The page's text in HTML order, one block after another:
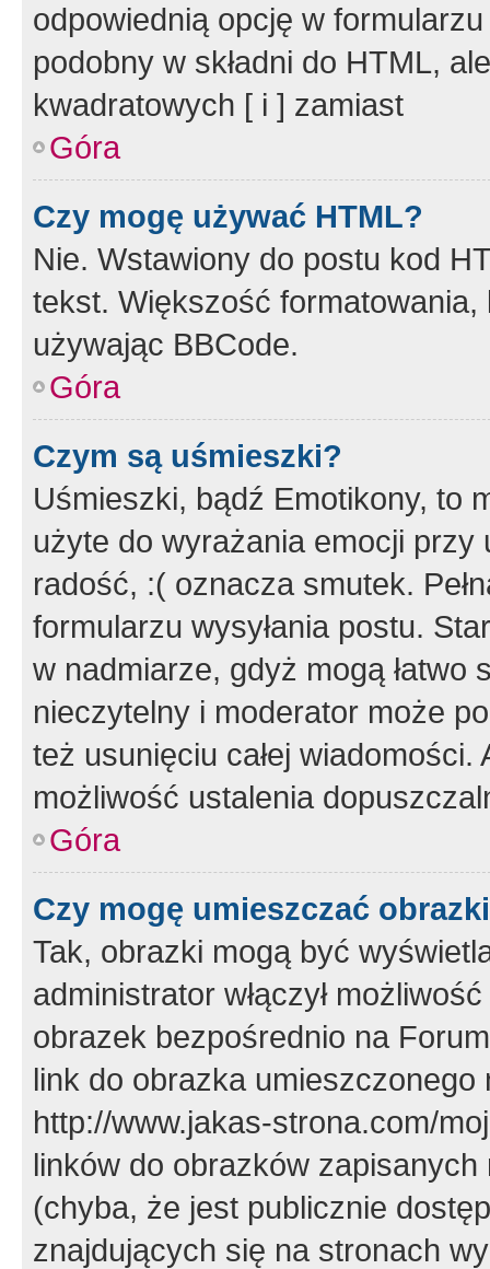
odpowiednią opcję w
podobny w składni do HTML,
kwadratowych [ i ] zamiast
Góra
Czy mogę używać HTML?
Nie. Wstawiony do postu kod
tekst. Większość
używając BBCode.
Góra
Czym są uśmieszki?
Uśmieszki, bądź Emotikony, to
użyte do wyrażania emocji
radość, :( oznacza smutek.
formularzu wysyłania postu.
w nadmiarze, gdyż mogą
nieczytelny i moderator może
też usunięciu całej
możliwość ustalenia
Góra
Czy mogę umieszczać
Tak, obrazki mogą być
administrator włączył
obrazek bezpośrednio na
link do obrazka
http://www.jakas-strona.com/
linków do obrazków
(chyba, że jest publicznie
znajdujących się na stronach